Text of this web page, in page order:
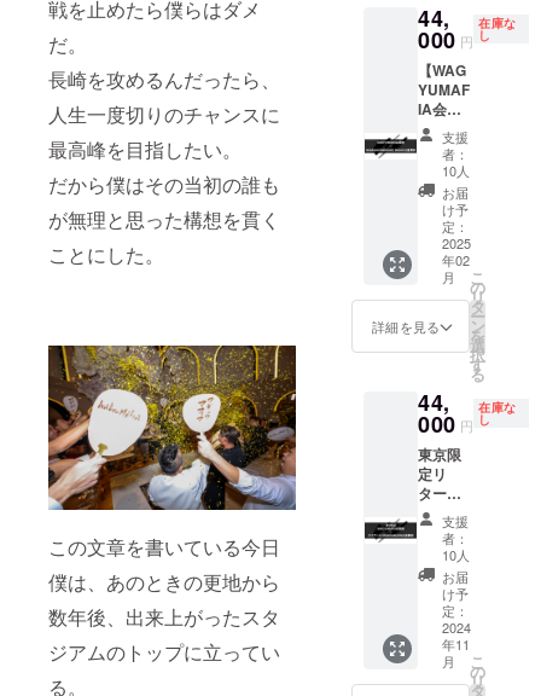
戦を止めたら僕らはダメ
だ。
長崎を攻めるんだったら、
人生一度切りのチャンスに
最高峰を目指したい。
だから僕はその当初の誰も
が無理と思った構想を貫く
ことにした。
この文章を書いている今日
僕は、あのときの更地から
数年後、出来上がったスタ
ジアムのトップに立ってい
る。
営業日
に準じ
ます。
※支援プ
ランの
譲渡は
不可で
す。
A会員専
用
Facebo
okグ
ループ
へのご
招待 ※
有効期
限 2025
年12月
末日ま
で ※ご
利用い
ただけ
る日は
営業日
に準じ
ランの
譲渡は
不可で
す
会員権
のお渡
本人様
へのお
渡しの
みにな
りま
す。 ※
会員権
のお渡
しは
WAGYU
MAFIA
店舗、
初回ご
予約時
し致し
ます。
※WAGY
UMAFI
A会員専
用
Facebo
okグ
ループ
へのご
招待 ※
有効期
限 2025
年12月
末日ま
CHAMP
ON1杯
お食事
券
※ULTR
A
CHAMP
ONのご
提供は
長崎
MASHI
MASHI
のみと
なりま
す。 ※
会員権
へのお
渡しの
りま
す。 ※
会員権
のお渡
しは
WAGYU
MAFIA
店舗、
初回ご
予約時
のお食
事の際
にお渡
44,
000 円
在庫な
し
【WAG
YUMAF
IA会員
権＋
NAGAS
AKI
MASHI
MASHI
お食事
券】
WAGYU
MAFIA
全世界
会員店
権。
WAGYU
JIRO1
杯お食
事券
※WAGY
UJIRO
のご提
供は六
本木
MASHI
MASHI
、長崎
MASHI
NO
支援
者：
10人
お届
け予
定：
2025
年02
月
詳細を見る
こ
の
リ
タ
ー
ン
を
選
択
す
る
44,
000 円
在庫な
し
東京限
定リ
ター
ン！
【WAG
YUMAF
IA会員
権＋カ
ツサン
OZAKI
SIRLOI
Nお食事
支援
者：
10人
お届
け予
定：
2024
年11
月
こ
の
リ
タ